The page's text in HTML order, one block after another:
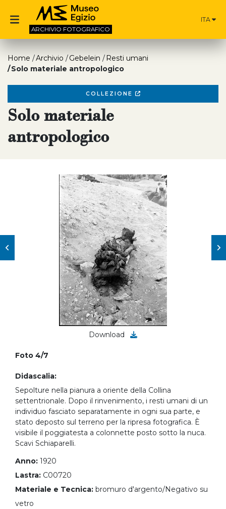
ARCHIVIO FOTOGRAFICO
ITA
Home Archivio Gebelein
Resti umani
Solo materiale antropologico
COLLEZIONE
Solo materiale
antropologico
Download
Foto 4/7
Didascalia:
Sepolture nella pianura a oriente della Collina
settentrionale. Dopo il rinvenimento, i resti umani di un
individuo fasciato separatamente in ogni sua parte, e
stato deposto sul terreno per la ripresa fotografica. È
visibile il poggiatesta a colonnette posto sotto la nuca.
Scavi Schiaparelli.
Anno: 1920
Lastra: C00720
Materiale e Tecnica: bromuro d'argento/Negativo su
vetro